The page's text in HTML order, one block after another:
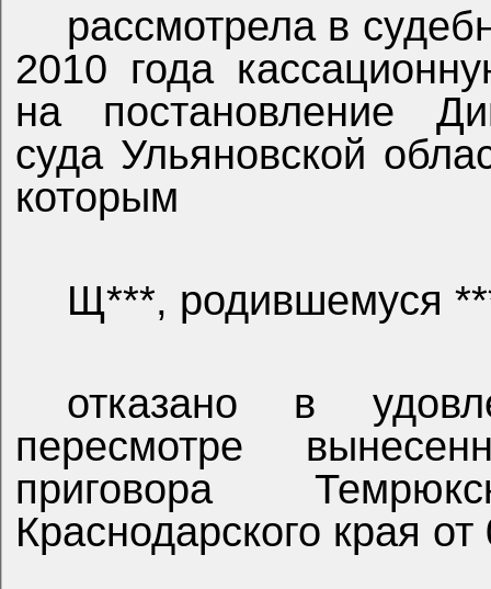
рассмотрела в
2010 года
на постановление
суда Ульяновской
которым
Щ***, родившемуся
отказано в
пересмотре
приговора
Краснодарского края